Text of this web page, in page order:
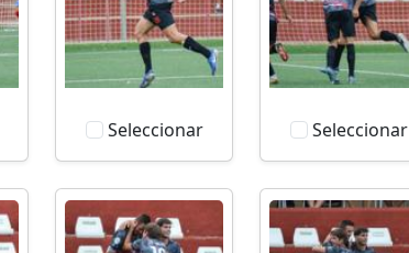
Seleccionar Seleccionar